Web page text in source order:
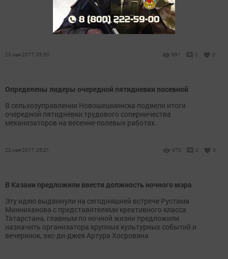
Внимание: горячая линия
23 мая 2017, 05:50 991 0 0
Определены лидеры очередной пятидневки посевной
В сельхозуправлении Новошешминска подвели итоги
очередной пятидневки трудового соперничества
механизаторов на весенне-полевых работах.
23 мая 2017, 05:21 970 0 0
В Казани предложили ввести должность ночного мэра
Эту идею выдвинули на сегодняшней встрече Рустама
Минниханова с представителями креативного класса
Татарстана, главным по ночной жизни предложили
назначить организатора крупных культурных событий и
вечеринок, экс-ди-джея Артура Хосровяна